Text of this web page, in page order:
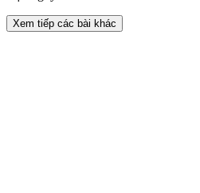
Xem tiếp các bài khác